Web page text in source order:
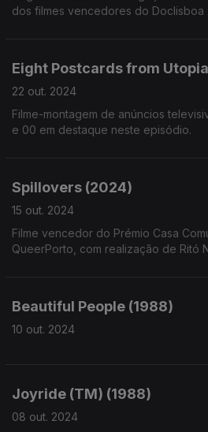
dos filmes vencedores do Doclisboa
Eight Postcards from
22 out. 2024
Filme-montagem de anúncios
e 00 em destaque neste episódio.
Spillovers (2024)
15 out. 2024
Filme vencedor do Prémio Casa
QueerPorto, com realização de Ritó
Beautiful People (1988)
10 out. 2024
Joyride (TM) (1988)
08 out. 2024